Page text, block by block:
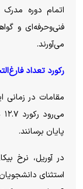
اتمام دوره مدرک
فنی‌وحرفه‌ای و
می‌آورند.
رکورد تعداد
مقامات در زمانی
پایان برسانند.